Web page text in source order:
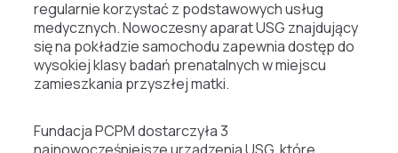
regularnie korzystać z podstawowych usług
medycznych. Nowoczesny aparat USG znajdujący
się na pokładzie samochodu zapewnia dostęp do
wysokiej klasy badań prenatalnych w miejscu
zamieszkania przyszłej matki.
Fundacja PCPM dostarczyła 3